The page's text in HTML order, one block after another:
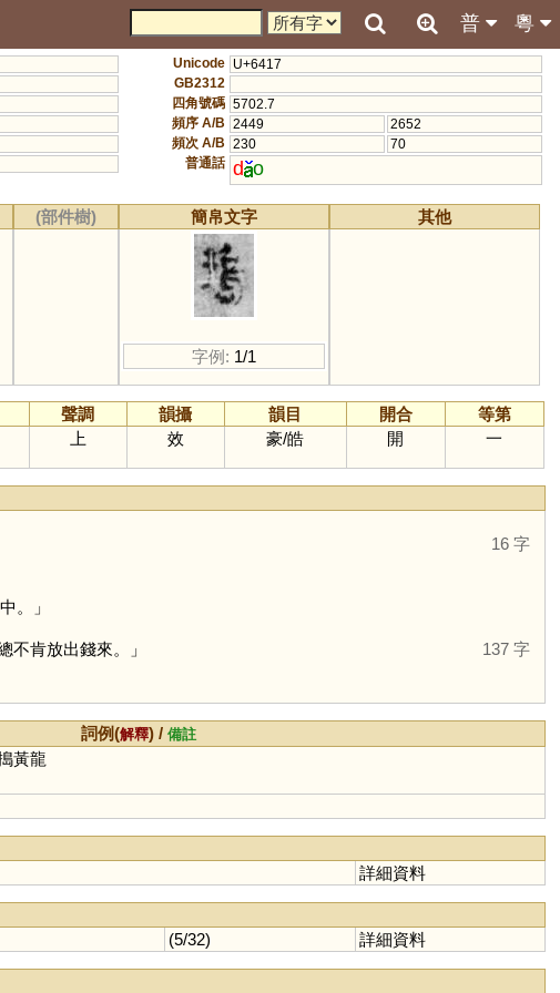
粵
普
Unicode U+6417
GB2312
四角號碼 5702.7
頻序 A/B 2449
2652
頻次 A/B 230
70
普通話 d o
(部件樹) 簡帛文字
字例: 1/1
其他
聲調 韻攝 韻目 開合
等第
上 效 豪/皓 開 一
16 字
。」
肯放出錢來。」 137 字
詞例(解釋) /備註
黃龍
詳細資料
(5/32) 詳細資料